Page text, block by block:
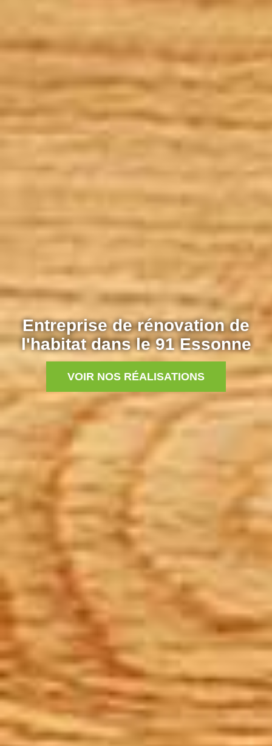
Entreprise de rénovation de
l'habitat dans le 91 Essonne
VOIR NOS RÉALISATIONS